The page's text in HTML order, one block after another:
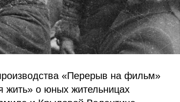
«Перерыв на фильм»
жить» о юных жительницах